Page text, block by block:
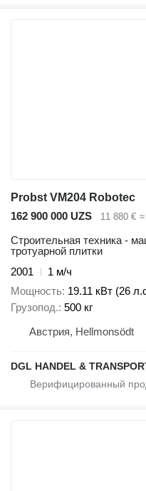
Probst VM204 Robotec
162 900 000 UZS
11 880 €
Строительная техника -
тротуарной плитки
2001
1 м/ч
Мощность 19.11 кВт (26
Грузопод. 500 кг
Австрия, Hellmonsödt
DGL HANDEL &